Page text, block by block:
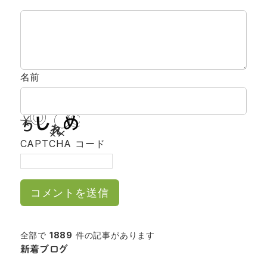
名前
CAPTCHA コード
全部で 1889 件の記事があります
新着ブログ